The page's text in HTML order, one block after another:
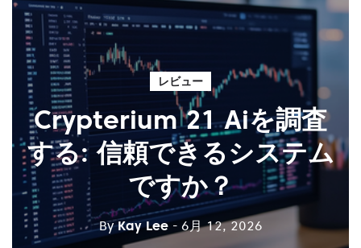
レビュー
Crypterium 21 Aiを調査
する: 信頼できるシステム
ですか？
ByKay Lee - 6月 12, 2026